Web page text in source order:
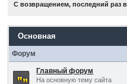
С возвращением, последний раз
Основная
Форум
Главный форум
На основную тему сайта